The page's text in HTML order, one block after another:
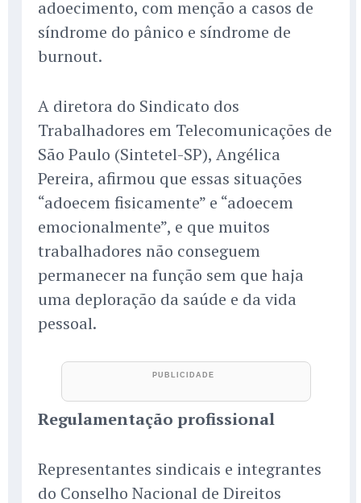
adoecimento, com menção a casos de
síndrome do pânico e síndrome de
burnout.
A diretora do Sindicato dos
Trabalhadores em Telecomunicações de
São Paulo (Sintetel-SP), Angélica
Pereira, afirmou que essas situações
“adoecem fisicamente” e “adoecem
emocionalmente”, e que muitos
trabalhadores não conseguem
permanecer na função sem que haja
uma deploração da saúde e da vida
pessoal.
Regulamentação profissional
Representantes sindicais e integrantes
do Conselho Nacional de Direitos